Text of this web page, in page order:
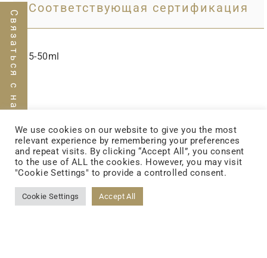
Связаться с нами
Соответствующая сертификация
15-50ml
FOLLOW US
We use cookies on our website to give you the most
relevant experience by remembering your preferences
and repeat visits. By clicking “Accept All”, you consent
to the use of ALL the cookies. However, you may visit
"Cookie Settings" to provide a controlled consent.
Cookie Settings Accept All